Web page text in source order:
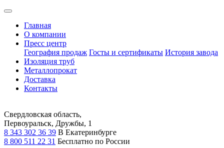
Главная
О компании
Пресс центр
География продаж Госты и сертификаты История завода
Изоляция труб
Металлопрокат
Доставка
Контакты
Свердловская область,
Первоуральск, Дружбы, 1
8 343 302 36 39 В Екатеринбурге
8 800 511 22 31 Бесплатно по России